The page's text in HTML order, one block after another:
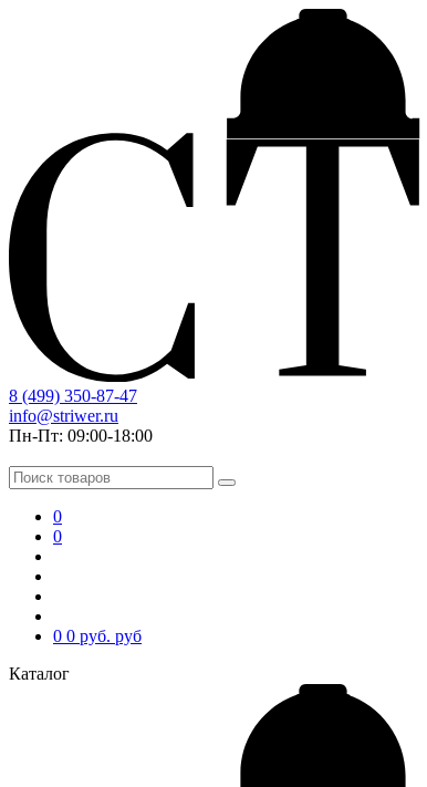
8 (499) 350-87-47
info@striwer.ru
Пн-Пт: 09:00-18:00
0
0
0 0 руб. руб
Каталог